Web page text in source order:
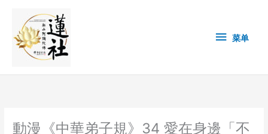
content
单 菜单
動漫《中華弟子規》34 愛在身邊「不